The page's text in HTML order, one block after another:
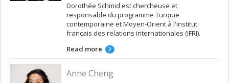
Dorothée Schmid est chercheuse et
responsable du programme Turquie
contemporaine et Moyen-Orient à l'institut
français des relations internationales (IFRI).
Read more
Anne Cheng